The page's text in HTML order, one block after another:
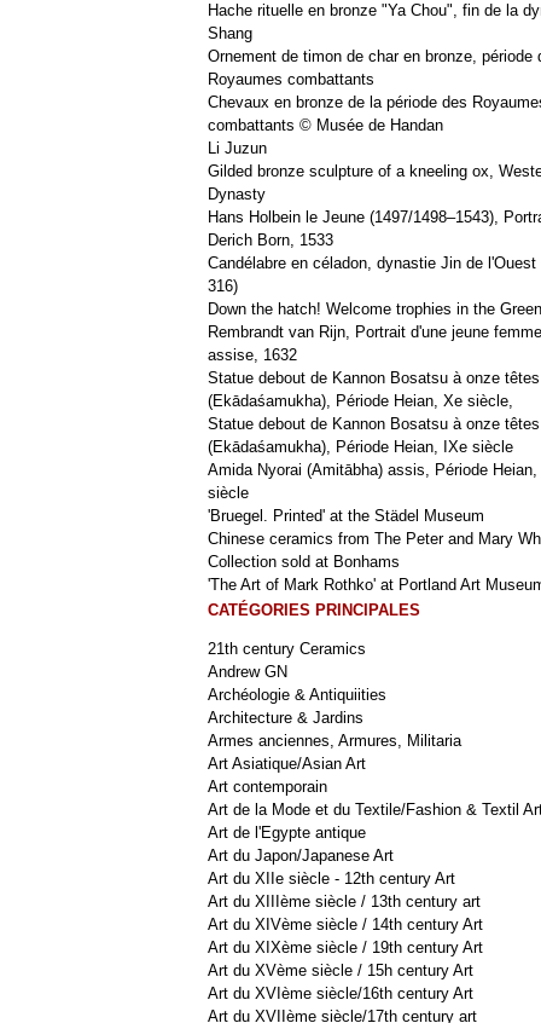
Hache rituelle en bronze "Ya Chou", fin de la
Shang
Ornement de timon de char en bronze, période
Royaumes combattants
Chevaux en bronze de la période des
combattants © Musée de Handan
Li Juzun
Gilded bronze sculpture of a kneeling ox,
Dynasty
Hans Holbein le Jeune (1497/1498–1543),
Derich Born, 1533
Candélabre en céladon, dynastie Jin de l'Ouest
316)
Down the hatch! Welcome trophies in the
Rembrandt van Rijn, Portrait d'une jeune femme
assise, 1632
Statue debout de Kannon Bosatsu à onze têtes
(Ekādaśamukha), Période Heian, Xe siècle,
Statue debout de Kannon Bosatsu à onze têtes
(Ekādaśamukha), Période Heian, IXe siècle
Amida Nyorai (Amitābha) assis, Période
siècle
'Bruegel. Printed' at the Städel Museum
Chinese ceramics from The Peter and Mary
Collection sold at Bonhams
'The Art of Mark Rothko' at Portland Art
CATÉGORIES PRINCIPALES
21th century Ceramics
Andrew GN
Archéologie & Antiquiities
Architecture & Jardins
Armes anciennes, Armures, Militaria
Art Asiatique/Asian Art
Art contemporain
Art de la Mode et du Textile/Fashion & Textil
Art de l'Egypte antique
Art du Japon/Japanese Art
Art du XIIe siècle - 12th century Art
Art du XIIIème siècle / 13th century art
Art du XIVème siècle / 14th century Art
Art du XIXème siècle / 19th century Art
Art du XVème siècle / 15h century Art
Art du XVIème siècle/16th century Art
Art du XVIIème siècle/17th century art